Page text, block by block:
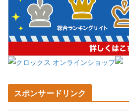
スポンサードリンク